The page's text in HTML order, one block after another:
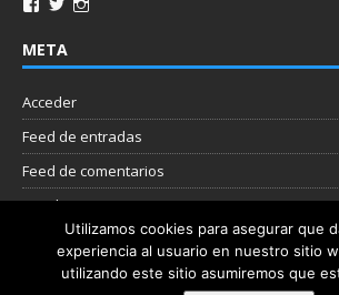
META
Acceder
Feed de entradas
Feed de comentarios
WordPress.org
Nube de etiquetas
Utilizamos cookies para asegurar que
experiencia al usuario en nuestro sitio
utilizando este sitio asumiremos que